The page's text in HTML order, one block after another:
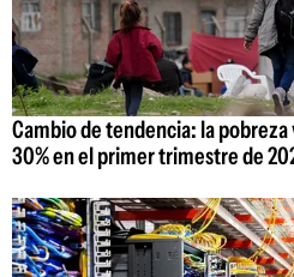
Cambio de tendencia: la
30% en el primer trimestre de